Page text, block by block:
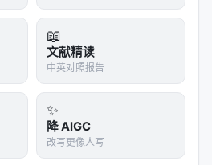
全文最有冲击力的数字。同一
向、同样的注入强度，
倍
束缺一不可
实验，分别去掉两个约束看效
📖
文献精读
中英对照报告
✨
降 AIGC
改写更像人写